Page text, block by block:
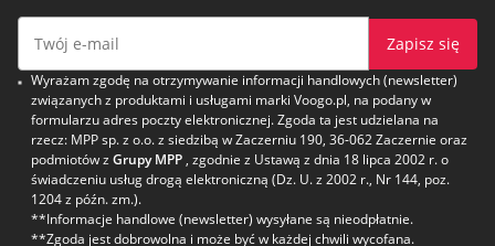
Zapisz się
Wyrażam zgodę na otrzymywanie informacji handlowych (newsletter)
związanych z produktami i usługami marki Voogo.pl, na podany w
formularzu adres poczty elektronicznej. Zgoda ta jest udzielana na
rzecz: MPP sp. z o.o. z siedzibą w Zaczerniu 190, 36-062 Zaczernie oraz
podmiotów z Grupy MPP , zgodnie z Ustawą z dnia 18 lipca 2002 r. o
świadczeniu usług drogą elektroniczną (Dz. U. z 2002 r., Nr 144, poz.
1204 z późn. zm.).
**Informacje handlowe (newsletter) wysyłane są nieodpłatnie.
**Zgoda jest dobrowolna i może być w każdej chwili wycofana.